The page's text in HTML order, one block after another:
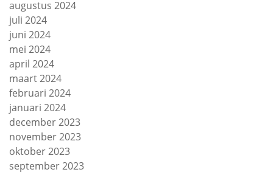
augustus 2024
juli 2024
juni 2024
mei 2024
april 2024
maart 2024
februari 2024
januari 2024
december 2023
november 2023
oktober 2023
september 2023